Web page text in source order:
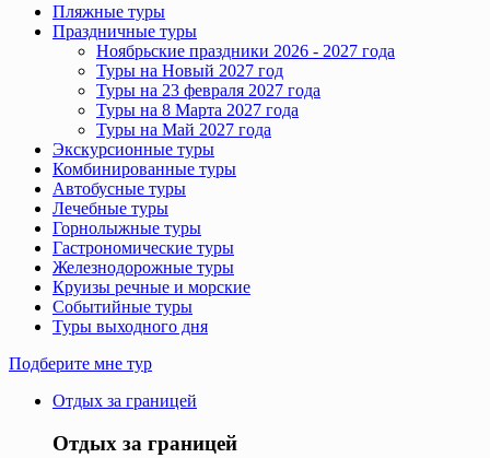
Пляжные туры
Праздничные туры
Ноябрьские праздники 2026 - 2027 года
Туры на Новый 2027 год
Туры на 23 февраля 2027 года
Туры на 8 Марта 2027 года
Туры на Май 2027 года
Экскурсионные туры
Комбинированные туры
Автобусные туры
Лечебные туры
Горнолыжные туры
Гастрономические туры
Железнодорожные туры
Круизы речные и морские
Событийные туры
Туры выходного дня
Подберите мне тур
Отдых за границей
Отдых за границей